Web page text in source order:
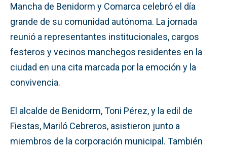
Mancha de Benidorm y Comarca celebró el día
grande de su comunidad autónoma. La jornada
reunió a representantes institucionales, cargos
festeros y vecinos manchegos residentes en la
ciudad en una cita marcada por la emoción y la
convivencia.
El alcalde de Benidorm, Toni Pérez, y la edil de
Fiestas, Mariló Cebreros, asistieron junto a
miembros de la corporación municipal. También